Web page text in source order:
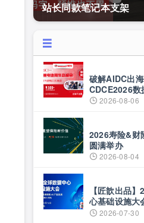
站长同款笔记本支架
破解AIDC出
CDCE2026数
协同”重构全
2026-08-06
2026寿险&财
圆满举办
2026-08-04
【匠歆出品
心基础设施大
衔，100+头部
2026-07-30